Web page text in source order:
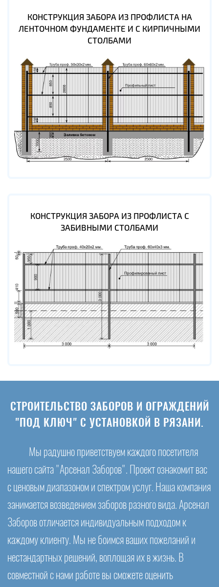
КОНСТРУКЦИЯ ЗАБОРА ИЗ ПРОФЛИСТА НА
ЛЕНТОЧНОМ ФУНДАМЕНТЕ И С КИРПИЧНЫМИ
СТОЛБАМИ
КОНСТРУКЦИЯ ЗАБОРА ИЗ ПРОФЛИСТА С
ЗАБИВНЫМИ СТОЛБАМИ
СТРОИТЕЛЬСТВО ЗАБОРОВ И ОГРАЖДЕНИЙ
"ПОД КЛЮЧ" С УСТАНОВКОЙ В РЯЗАНИ.
Мы радушно приветствуем каждого посетителя
нашего сайта "Арсенал Заборов". Проект ознакомит вас
с ценовым диапазоном и спектром услуг. Наша компания
занимается возведением заборов разного вида. Арсенал
Заборов отличается индивидуальным подходом к
каждому клиенту. Мы не боимся ваших пожеланий и
нестандартных решений, воплощая их в жизнь. В
совместной с нами работе вы сможете оценить